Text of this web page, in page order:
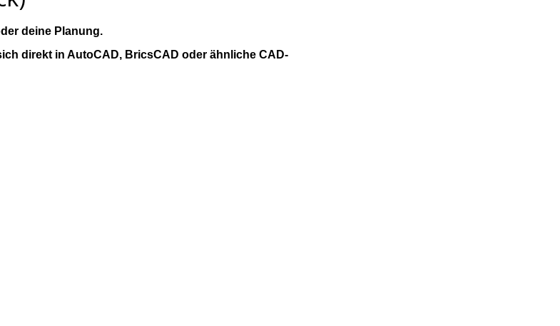
deine Planung.
direkt in AutoCAD, BricsCAD oder ähnliche CAD-